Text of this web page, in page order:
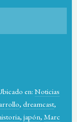
en: Noticias
, dreamcast,
, japón, Marc